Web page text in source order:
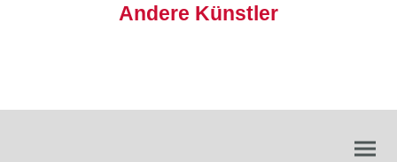
Andere Künstler